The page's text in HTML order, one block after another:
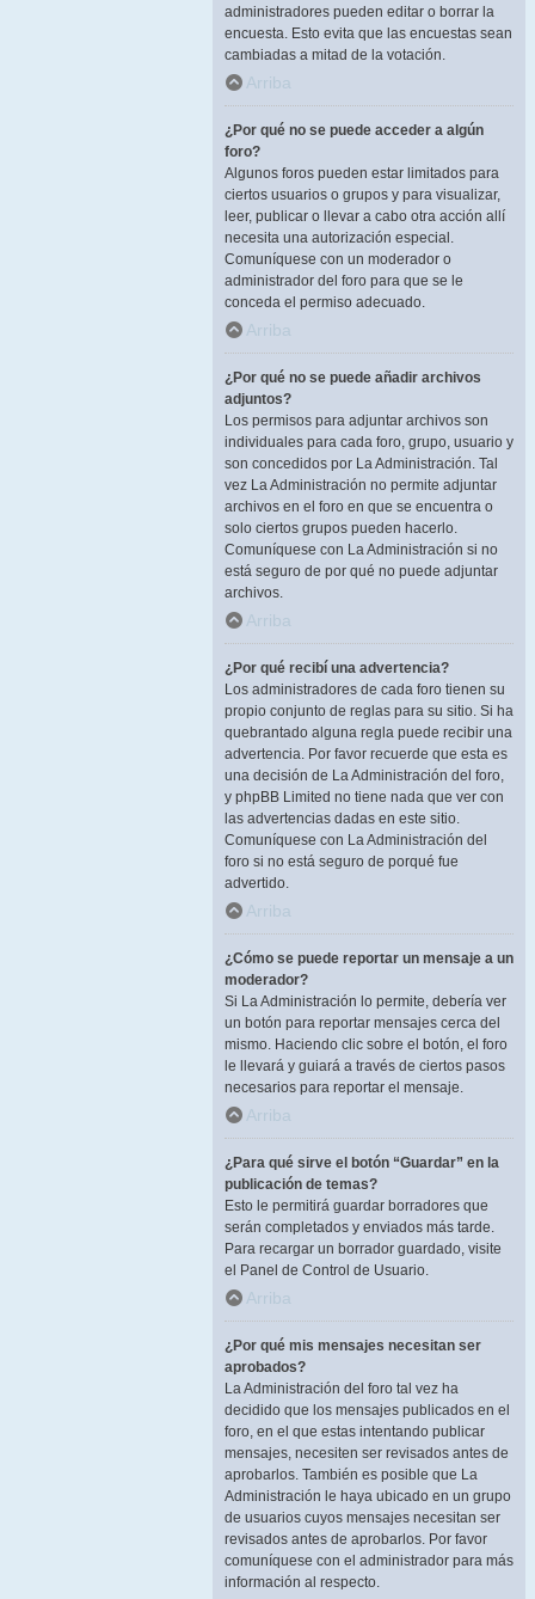
administradores pueden editar o borrar la
encuesta. Esto evita que las encuestas sean
cambiadas a mitad de la votación.
Arriba
¿Por qué no se puede acceder a algún
foro?
Algunos foros pueden estar limitados para
ciertos usuarios o grupos y para visualizar,
leer, publicar o llevar a cabo otra acción allí
necesita una autorización especial.
Comuníquese con un moderador o
administrador del foro para que se le
conceda el permiso adecuado.
Arriba
¿Por qué no se puede añadir archivos
adjuntos?
Los permisos para adjuntar archivos son
individuales para cada foro, grupo, usuario y
son concedidos por La Administración. Tal
vez La Administración no permite adjuntar
archivos en el foro en que se encuentra o
solo ciertos grupos pueden hacerlo.
Comuníquese con La Administración si no
está seguro de por qué no puede adjuntar
archivos.
Arriba
¿Por qué recibí una advertencia?
Los administradores de cada foro tienen su
propio conjunto de reglas para su sitio. Si ha
quebrantado alguna regla puede recibir una
advertencia. Por favor recuerde que esta es
una decisión de La Administración del foro,
y phpBB Limited no tiene nada que ver con
las advertencias dadas en este sitio.
Comuníquese con La Administración del
foro si no está seguro de porqué fue
advertido.
Arriba
¿Cómo se puede reportar un mensaje a un
moderador?
Si La Administración lo permite, debería ver
un botón para reportar mensajes cerca del
mismo. Haciendo clic sobre el botón, el foro
le llevará y guiará a través de ciertos pasos
necesarios para reportar el mensaje.
Arriba
¿Para qué sirve el botón “Guardar” en la
publicación de temas?
Esto le permitirá guardar borradores que
serán completados y enviados más tarde.
Para recargar un borrador guardado, visite
el Panel de Control de Usuario.
Arriba
¿Por qué mis mensajes necesitan ser
aprobados?
La Administración del foro tal vez ha
decidido que los mensajes publicados en el
foro, en el que estas intentando publicar
mensajes, necesiten ser revisados antes de
aprobarlos. También es posible que La
Administración le haya ubicado en un grupo
de usuarios cuyos mensajes necesitan ser
revisados antes de aprobarlos. Por favor
comuníquese con el administrador para más
información al respecto.